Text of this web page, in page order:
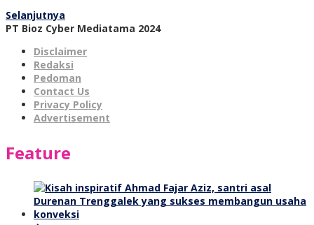
Selanjutnya
PT Bioz Cyber Mediatama 2024
Disclaimer
Redaksi
Pedoman
Contact Us
Privacy Policy
Advertisement
Feature